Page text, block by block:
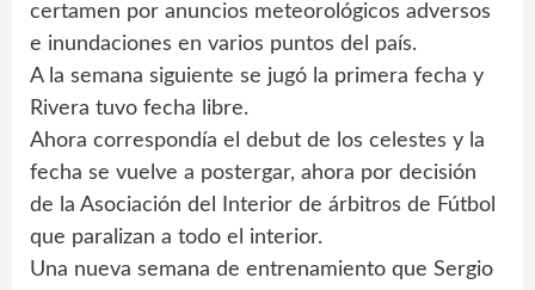
certamen por anuncios meteorológicos adversos
e inundaciones en varios puntos del país.
A la semana siguiente se jugó la primera fecha y
Rivera tuvo fecha libre.
Ahora correspondía el debut de los celestes y la
fecha se vuelve a postergar, ahora por decisión
de la Asociación del Interior de árbitros de Fútbol
que paralizan a todo el interior.
Una nueva semana de entrenamiento que Sergio